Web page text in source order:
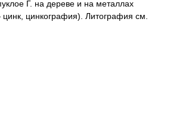
Г. на дереве и на металлах
цинкография). Литография см.